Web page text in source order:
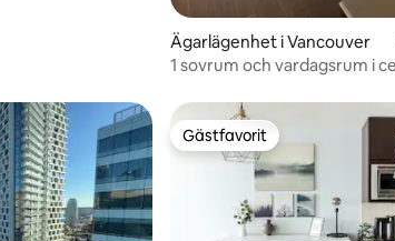
Ägarlägenhet i Vancouver
1 sovrum och vardagsrum i
Gästfavorit
Gästfavorit